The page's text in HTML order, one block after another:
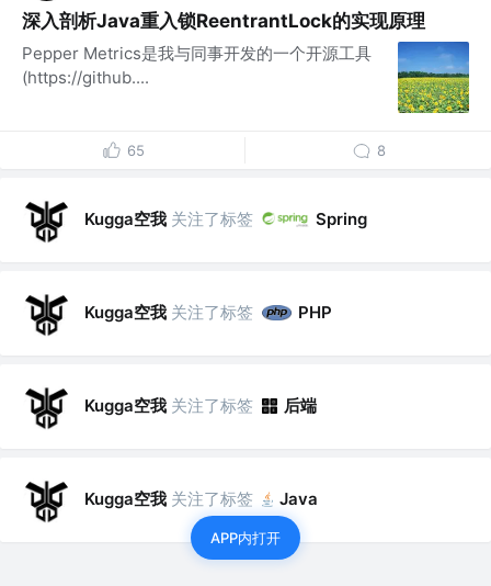
深入剖析Java重入锁ReentrantLock的实现原理
Pepper Metrics是我与同事开发的一个开源工具
(https://github....
65 8
Kugga空我 关注了标签 Spring
Kugga空我 关注了标签 PHP
Kugga空我 关注了标签 后端
Kugga空我 关注了标签 Java
APP内打开